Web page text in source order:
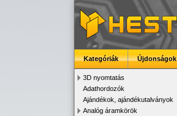
Kategóriák Újdonságok
3D nyomtatás
Adathordozók
Ajándékok, ajándékutalványok
Analóg áramkörök